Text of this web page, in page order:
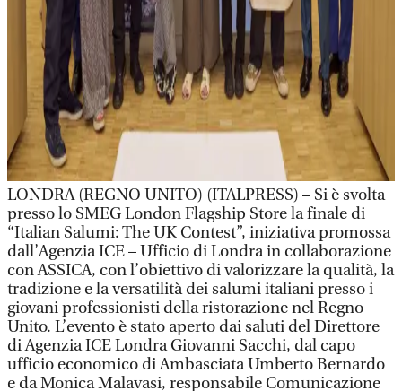
LONDRA (REGNO UNITO) (ITALPRESS) – Si è svolta
presso lo SMEG London Flagship Store la finale di
“Italian Salumi: The UK Contest”, iniziativa promossa
dall’Agenzia ICE – Ufficio di Londra in collaborazione
con ASSICA, con l’obiettivo di valorizzare la qualità, la
tradizione e la versatilità dei salumi italiani presso i
giovani professionisti della ristorazione nel Regno
Unito. L’evento è stato aperto dai saluti del Direttore
di Agenzia ICE Londra Giovanni Sacchi, dal capo
ufficio economico di Ambasciata Umberto Bernardo
e da Monica Malavasi, responsabile Comunicazione